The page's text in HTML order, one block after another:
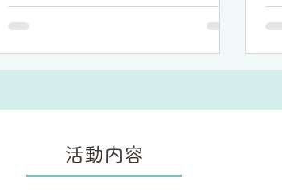
礼
活動内容